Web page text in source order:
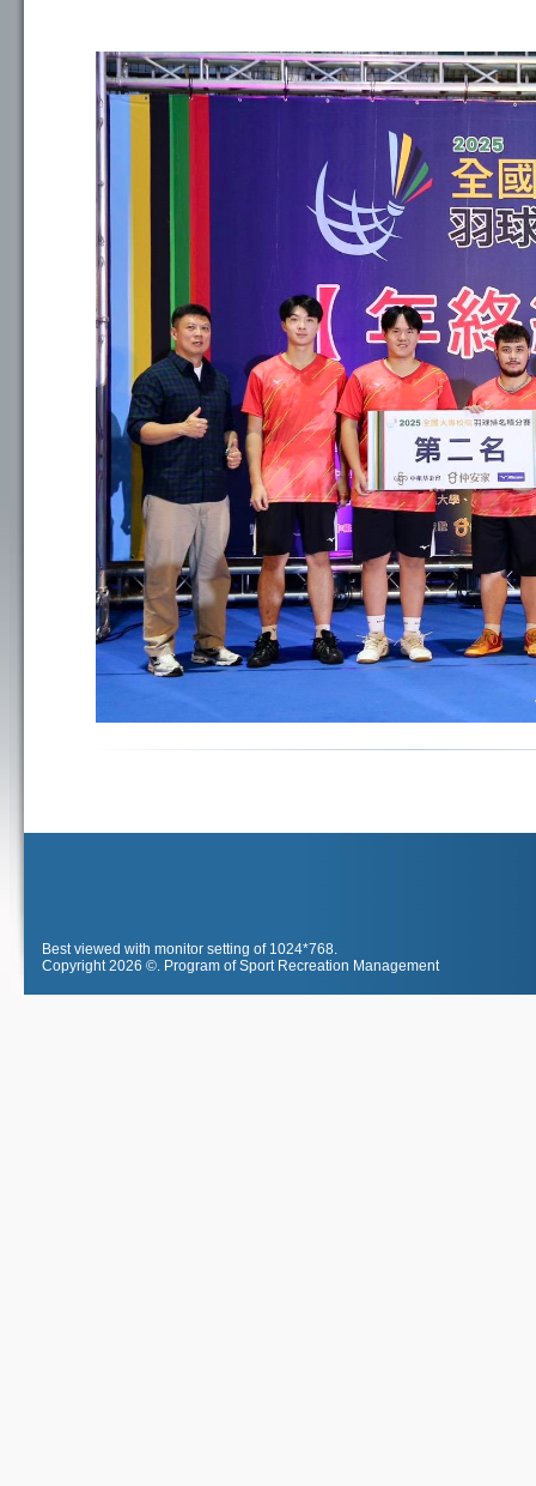
Best viewed with monitor setting of 1024*768.
Copyright 2026 ©. Program of Sport Recreation Management